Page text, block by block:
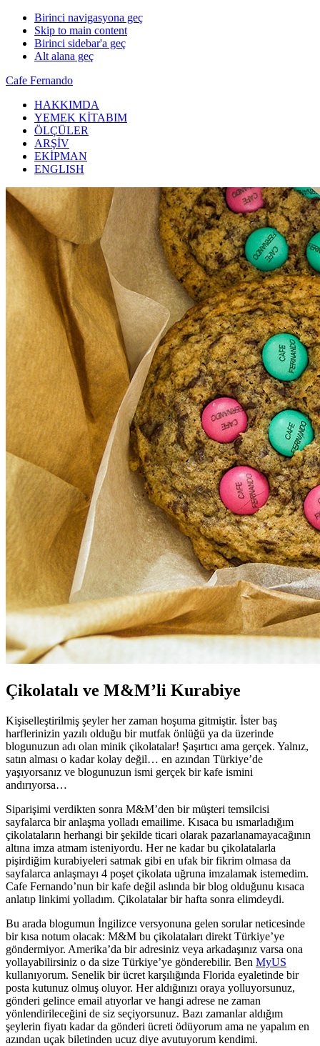
Birinci navigasyona geç
Skip to main content
Birinci sidebar'a geç
Alt alana geç
Cafe Fernando
HAKKIMDA
YEMEK KİTABIM
ÖLÇÜLER
ARŞİV
EKİPMAN
ENGLISH
Çikolatalı ve M&M’li Kurabiye
Kişiselleştirilmiş şeyler her zaman hoşuma gitmiştir. İster baş
harflerinizin yazılı olduğu bir mutfak önlüğü ya da üzerinde
blogunuzun adı olan minik çikolatalar! Şaşırtıcı ama gerçek. Yalnız,
satın alması o kadar kolay değil… en azından Türkiye’de
yaşıyorsanız ve blogunuzun ismi gerçek bir kafe ismini
andırıyorsa…
Siparişimi verdikten sonra M&M’den bir müşteri temsilcisi
sayfalarca bir anlaşma yolladı emailime. Kısaca bu ısmarladığım
çikolataların herhangi bir şekilde ticari olarak pazarlanamayacağının
altına imza atmam isteniyordu. Her ne kadar bu çikolatalarla
pişirdiğim kurabiyeleri satmak gibi en ufak bir fikrim olmasa da
sayfalarca anlaşmayı 4 poşet çikolata uğruna imzalamak istemedim.
Cafe Fernando’nun bir kafe değil aslında bir blog olduğunu kısaca
anlatıp linkimi yolladım. Çikolatalar bir hafta sonra elimdeydi.
Bu arada blogumun İngilizce versyonuna gelen sorular neticesinde
bir kısa notum olacak: M&M bu çikolataları direkt Türkiye’ye
göndermiyor. Amerika’da bir adresiniz veya arkadaşınız varsa ona
yollayabilirsiniz o da size Türkiye’ye gönderebilir. Ben MyUS
kullanıyorum. Senelik bir ücret karşılığında Florida eyaletinde bir
posta kutunuz olmuş oluyor. Her aldığınızı oraya yolluyorsunuz,
gönderi gelince email atıyorlar ve hangi adrese ne zaman
yönlendirileceğini de siz seçiyorsunuz. Bazı zamanlar aldığım
şeylerin fiyatı kadar da gönderi ücreti ödüyorum ama ne yapalım en
azından uçak biletinden ucuz diye avutuyorum kendimi.